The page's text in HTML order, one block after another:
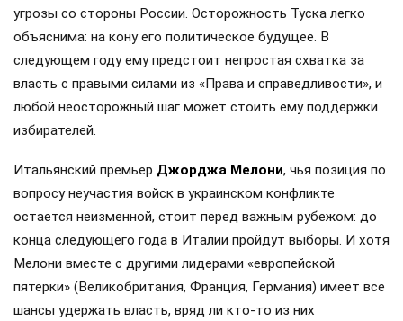
угрозы со стороны России. Осторожность Туска легко
объяснима: на кону его политическое будущее. В
следующем году ему предстоит непростая схватка за
власть с правыми силами из «Права и справедливости», и
любой неосторожный шаг может стоить ему поддержки
избирателей.
Итальянский премьер Джорджа Мелони, чья позиция по
вопросу неучастия войск в украинском конфликте
остается неизменной, стоит перед важным рубежом: до
конца следующего года в Италии пройдут выборы. И хотя
Мелони вместе с другими лидерами «европейской
пятерки» (Великобритания, Франция, Германия) имеет все
шансы удержать власть, вряд ли кто-то из них